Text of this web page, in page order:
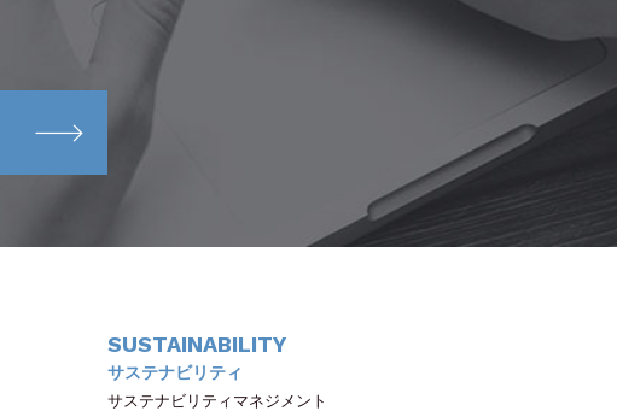
SUSTAINABILITY
サステナビリティ
サステナビリティマネジメント